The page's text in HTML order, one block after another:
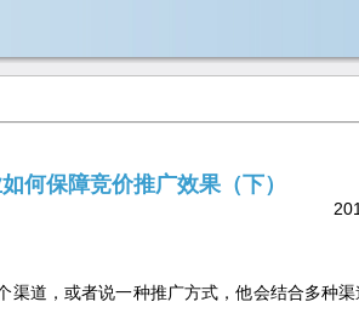
何保障竞价推广效果（下）
道，或者说一种推广方式，他会结合多种渠